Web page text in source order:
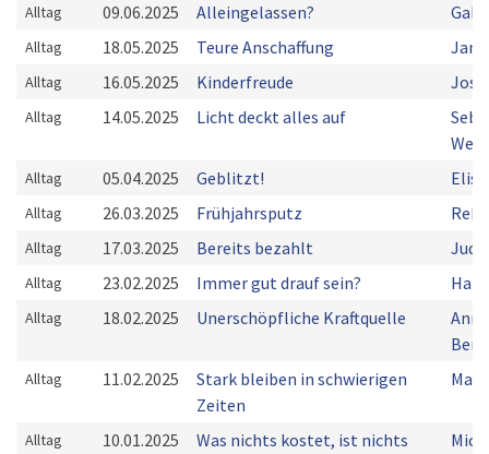
Alltag 09.06.2025 Alleingelassen?
Alltag 18.05.2025 Teure Anschaffung Jan
Alltag 16.05.2025 Kinderfreude
Alltag 14.05.2025 Licht deckt alles auf
Alltag 05.04.2025 Geblitzt!
Alltag 26.03.2025 Frühjahrsputz
Alltag 17.03.2025 Bereits bezahlt
Alltag 23.02.2025 Immer gut drauf sein?
Alltag 18.02.2025 Unerschöpfliche Kraftquelle
Alltag 11.02.2025
Stark bleiben in schwierigen
Zeiten
Alltag 10.01.2025
Was nichts kostet, ist nichts